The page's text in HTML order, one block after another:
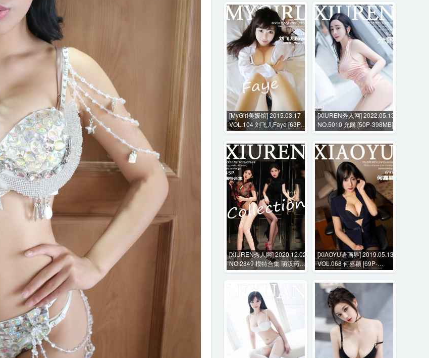
[MyGirl美媛馆] 2015.03.17
VOL.104 刘飞儿Faye [63P-
239MB]
[XIUREN秀人网] 2022.05.13
NO.5010 允爾 [50P-398MB]
[XIUREN秀人网] 2020.12.02
NO.2849 模特合集 萌汉药
baby 张雨萌 [45P-467MB]
[XIAOYU语画界] 2019.05.13
VOL.068 何嘉颖 [69P-
319MB]